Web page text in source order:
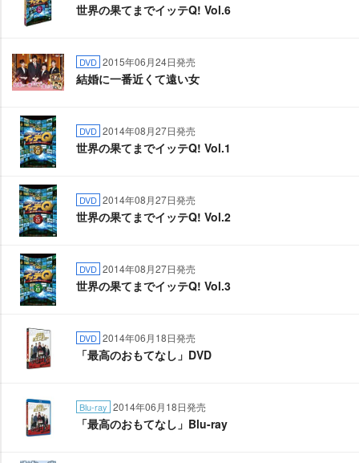
世界の果てまでイッテQ! Vol.6
DVD 2015年06月24日発売
結婚に一番近くて遠い女
DVD 2014年08月27日発売
世界の果てまでイッテQ! Vol.1
DVD 2014年08月27日発売
世界の果てまでイッテQ! Vol.2
DVD 2014年08月27日発売
世界の果てまでイッテQ! Vol.3
DVD 2014年06月18日発売
「最高のおもてなし」DVD
Blu-ray 2014年06月18日発売
「最高のおもてなし」Blu-ray